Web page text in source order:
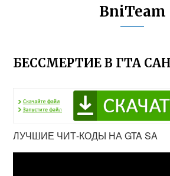
BniTeam
БЕССМЕРТИЕ В ГТА
ЛУЧШИЕ ЧИТ-КОДЫ НА GTA SA